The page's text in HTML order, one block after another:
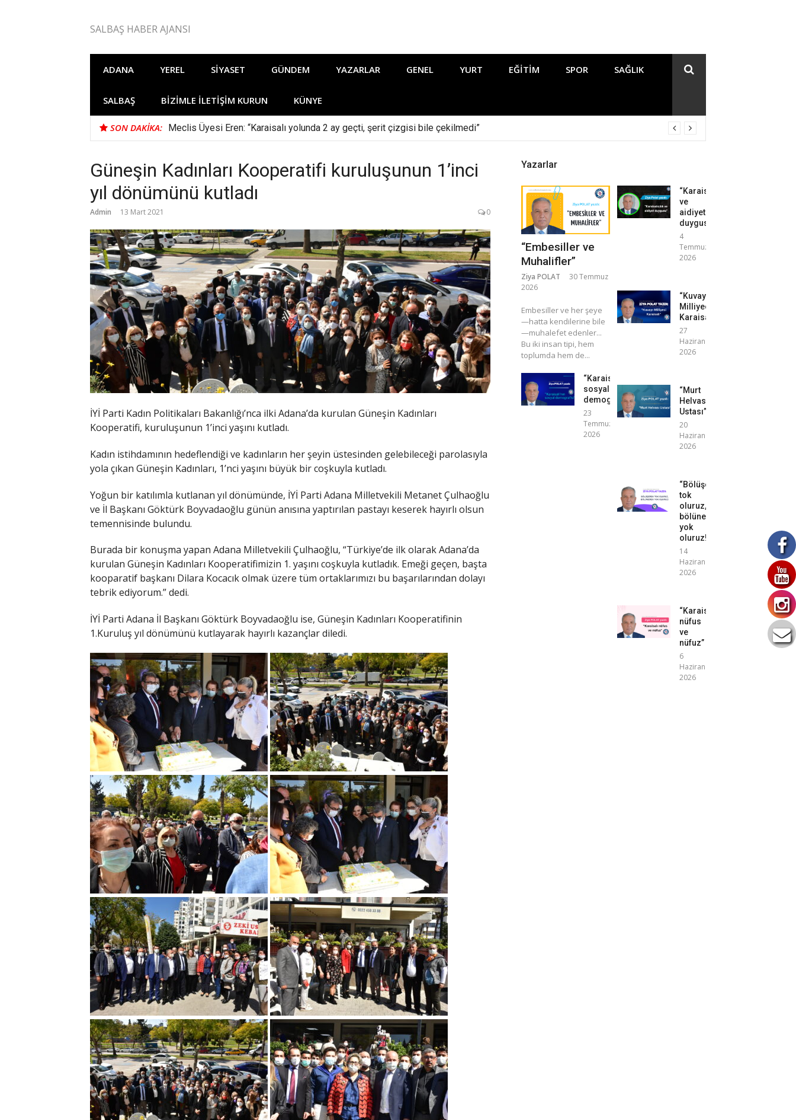
SALBAŞ HABER AJANSI
ADANA YEREL SIYASET GÜNDEM YAZARLAR GENEL YURT EĞITIM SPOR SAĞLIK
SALBAŞ BIZIMLE İLETIŞIM KURUN KÜNYE
SON DAKIKA: Meclis Üyesi Eren: “Karaisalı yolunda 2 ay geçti, şerit çizgisi bile çekilmedi”
Güneşin Kadınları Kooperatifi kuruluşunun 1’inci
yıl dönümünü kutladı
Admin 13 Mart 2021 0
İYİ Parti Kadın Politikaları Bakanlığı’nca ilki Adana’da kurulan Güneşin Kadınları
Kooperatifi, kuruluşunun 1’inci yaşını kutladı.
Kadın istihdamının hedeflendiği ve kadınların her şeyin üstesinden gelebileceği parolasıyla
yola çıkan Güneşin Kadınları, 1’nci yaşını büyük bir coşkuyla kutladı.
Yoğun bir katılımla kutlanan yıl dönümünde, İYİ Parti Adana Milletvekili Metanet Çulhaoğlu
ve İl Başkanı Göktürk Boyvadaoğlu günün anısına yaptırılan pastayı keserek hayırlı olsun
temennisinde bulundu.
Burada bir konuşma yapan Adana Milletvekili Çulhaoğlu, “Türkiye’de ilk olarak Adana’da
kurulan Güneşin Kadınları Kooperatifimizin 1. yaşını coşkuyla kutladık. Emeği geçen, başta
kooparatif başkanı Dilara Kocacık olmak üzere tüm ortaklarımızı bu başarılarından dolayı
tebrik ediyorum.” dedi.
İYİ Parti Adana İl Başkanı Göktürk Boyvadaoğlu ise, Güneşin Kadınları Kooperatifinin
1.Kuruluş yıl dönümünü kutlayarak hayırlı kazançlar diledi.
Yazarlar
“Embesiller ve
Muhalifler”
Ziya POLAT
30 Temmuz
2026
​Embesiller ve her şeye
—hatta kendilerine bile
—muhalefet edenler...
Bu iki insan tipi, hem
toplumda hem de...
“Karaisalı’nın
sosyal
demografisi”
23
Temmuz
2026
“Karaisalıcılık
ve
aidiyet
duygusu”
4
Temmuz
2026
“Kuvayı
Milliyeci
Karaisalı”
27
Haziran
2026
“Murt
Helvası
Ustası”
20
Haziran
2026
“Bölüşerek
tok
oluruz,
bölünerek
yok
oluruz!”
14
Haziran
2026
“Karaisalı
nüfus
ve
nüfuz”
6
Haziran
2026